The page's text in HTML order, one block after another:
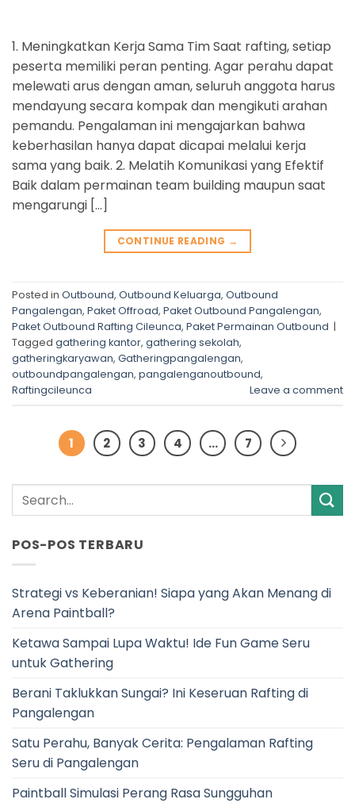
1. Meningkatkan Kerja Sama Tim Saat rafting, setiap
peserta memiliki peran penting. Agar perahu dapat
melewati arus dengan aman, seluruh anggota harus
mendayung secara kompak dan mengikuti arahan
pemandu. Pengalaman ini mengajarkan bahwa
keberhasilan hanya dapat dicapai melalui kerja
sama yang baik. 2. Melatih Komunikasi yang Efektif
Baik dalam permainan team building maupun saat
mengarungi […]
CONTINUE READING →
Posted in Outbound, Outbound Keluarga, Outbound
Pangalengan, Paket Offroad, Paket Outbound Pangalengan,
Paket Outbound Rafting Cileunca, Paket Permainan Outbound |
Tagged gathering kantor, gathering sekolah,
gatheringkaryawan, Gatheringpangalengan,
outboundpangalengan, pangalenganoutbound,
Raftingcileunca
Leave a comment
1 2 3 4 … 7
POS-POS TERBARU
Strategi vs Keberanian! Siapa yang Akan Menang di
Arena Paintball?
Ketawa Sampai Lupa Waktu! Ide Fun Game Seru
untuk Gathering
Berani Taklukkan Sungai? Ini Keseruan Rafting di
Pangalengan
Satu Perahu, Banyak Cerita: Pengalaman Rafting
Seru di Pangalengan
Paintball Simulasi Perang Rasa Sungguhan